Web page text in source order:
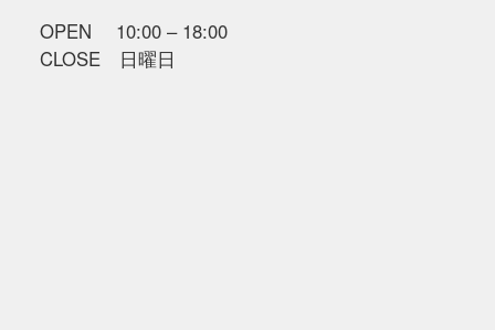
OPEN 10:00 – 18:00
CLOSE 日曜日